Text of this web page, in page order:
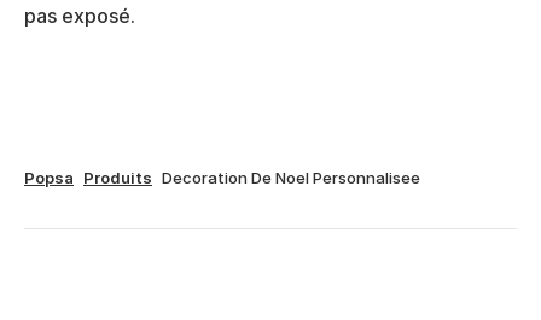
pas exposé.
Popsa Produits Decoration De Noel Personnalisee